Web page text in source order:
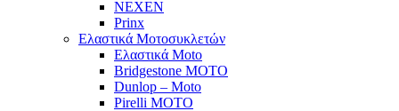
NEXEN
Prinx
Ελαστικά Μοτοσυκλετών
Ελαστικά Moto
Bridgestone MOTO
Dunlop – Moto
Pirelli MOTO